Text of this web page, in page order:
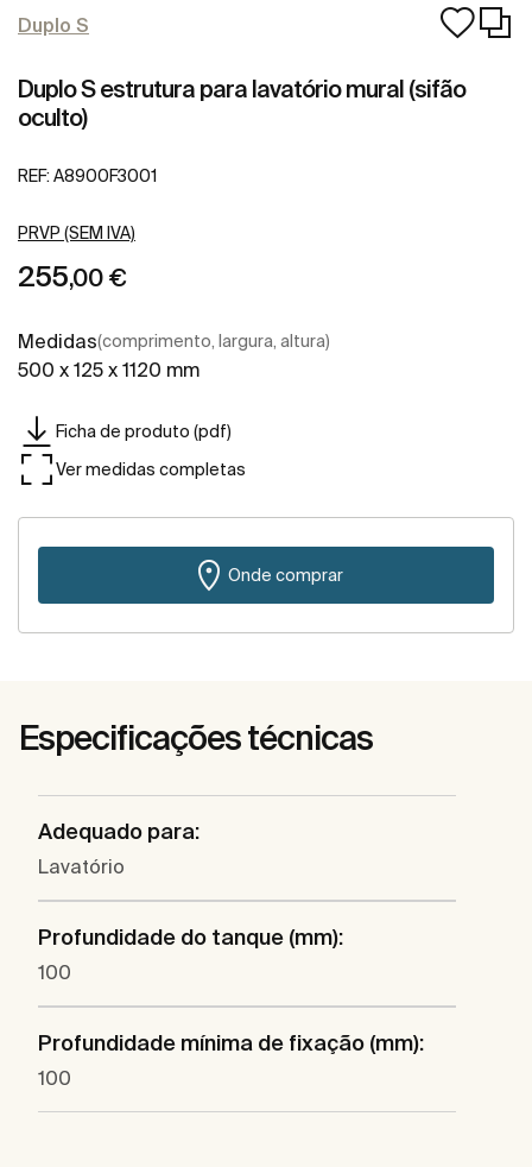
Duplo S
Duplo S estrutura para lavatório mural (sifão
oculto)
REF: A8900F3001
PRVP (SEM IVA)
255,00 €
Medidas(comprimento, largura, altura)
500 x 125 x 1120 mm
Ficha de produto (pdf)
Ver medidas completas
Onde comprar
Especificações técnicas
Adequado para:
Lavatório
Profundidade do tanque (mm):
100
Profundidade mínima de fixação (mm):
100